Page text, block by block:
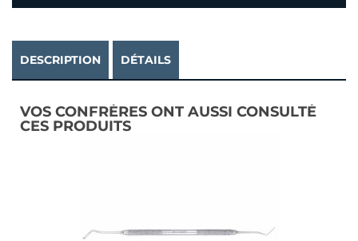
DESCRIPTION DÉTAILS
VOS CONFRÈRES ONT AUSSI CONSULTÉ
CES PRODUITS